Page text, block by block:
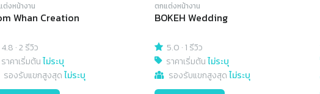
ต่งหน้างาน
Whan Creation
4.8 ·2 รีวิว
ราคาเริ่มต้นไม่ระบุ
รองรับแขกสูงสุดไม่ระบุ
ตกแต่งหน้างาน
BOKEH Wedding
5.0 ·1 รีวิว
ราคาเริ่มต้นไม่ระบุ
รองรับแขกสูงสุดไม่ระบุ